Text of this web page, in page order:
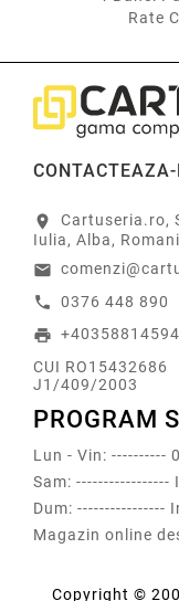
Rate
CONTACTEAZA-
location_on
Cartuseria.ro,
Iulia, Alba,
email
call 0376 448 890
print +40358814594
CUI RO15432686
J1/409/2003
PROGRAM
Lun - Vin: ----------
Sam: -----------------
Dum: ----------------
Magazin online
Copyright ©